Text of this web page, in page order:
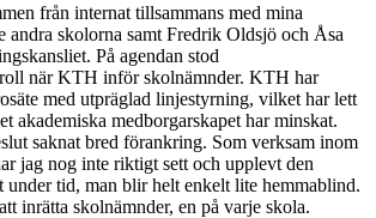
från internat tillsammans med mina
andra skolorna samt Fredrik Oldsjö och Åsa
På agendan stod
roll när KTH inför skolnämnder. KTH har
med utpräglad linjestyrning, vilket har lett
akademiska medborgarskapet har minskat.
saknat bred förankring. Som verksam inom
jag nog inte riktigt sett och upplevt den
under tid, man blir helt enkelt lite hemmablind.
inrätta skolnämnder, en på varje skola.